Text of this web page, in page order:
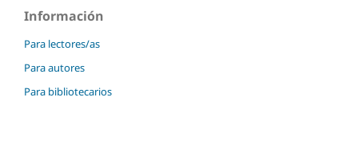
Información
Para lectores/as
Para autores
Para bibliotecarios